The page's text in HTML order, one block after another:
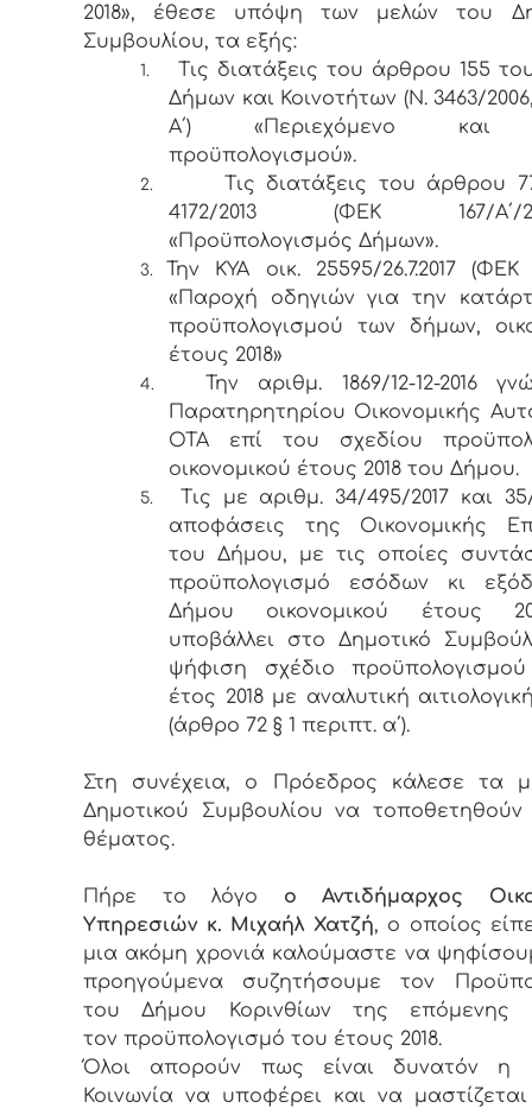
2018», έθεσε υπόψη των μελών του
Συμβουλίου, τα εξής:
1.
Τις διατάξεις του άρθρου 155
Δήμων και Κοινοτήτων (Ν. 3463/
Α΄) «Περιεχόμενο και
προϋπολογισμού».
2.
Τις διατάξεις του άρθρου
4172/2013 (ΦΕΚ 167/Α΄/23-
«Προϋπολογισμός Δήμων».
3.
Την ΚΥΑ οικ. 25595/26.7.2017 (ΦΕΚ
«Παροχή οδηγιών για την
προϋπολογισμού των δήμων,
έτους 2018»
4.
Την αριθμ. 1869/12-12-2016
Παρατηρητηρίου Οικονομικής
ΟΤΑ επί του σχεδίου
οικονομικού έτους 2018 του Δήμου.
5.
Τις με αριθμ. 34/495/2017 και 35/
αποφάσεις της Οικονομικής
του Δήμου, με τις οποίες
προϋπολογισμό εσόδων κι
Δήμου οικονομικού έτους
υποβάλλει στο Δημοτικό
ψήφιση σχέδιο
έτος 2018 με αναλυτική
(άρθρο 72 § 1 περιπτ. α΄).
Στη συνέχεια, ο Πρόεδρος κάλεσε τα
Δημοτικού Συμβουλίου να
θέματος.
Πήρε το λόγο ο Αντιδήμαρχος
Υπηρεσιών κ. Μιχαήλ Χατζή, ο οποίος
μια ακόμη χρονιά καλούμαστε να
προηγούμενα συζητήσουμε τον
του Δήμου Κορινθίων της επόμενης
τον προϋπολογισμό του έτους 2018.
Όλοι απορούν πως είναι δυνατόν η
Κοινωνία να υποφέρει και να